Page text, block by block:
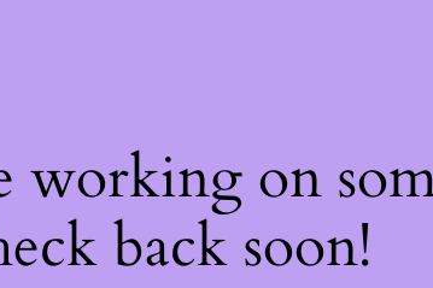
working on
back soon!